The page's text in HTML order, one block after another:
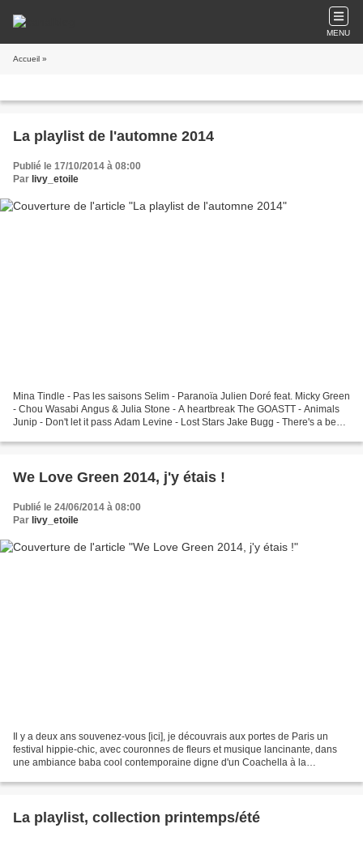
MENU
Accueil »
La playlist de l'automne 2014
Publié le 17/10/2014 à 08:00
Par livy_etoile
Mina Tindle - Pas les saisons Selim - Paranoïa Julien Doré feat. Micky Green
- Chou Wasabi Angus & Julia Stone - A heartbreak The GOASTT - Animals
Junip - Don't let it pass Adam Levine - Lost Stars Jake Bugg - There's a beast
We Love Green 2014, j'y étais !
Publié le 24/06/2014 à 08:00
Par livy_etoile
Il y a deux ans souvenez-vous [ici], je découvrais aux portes de Paris un
festival hippie-chic, avec couronnes de fleurs et musique lancinante, dans
une ambiance baba cool contemporaine digne d'un Coachella à la
La playlist, collection printemps/été